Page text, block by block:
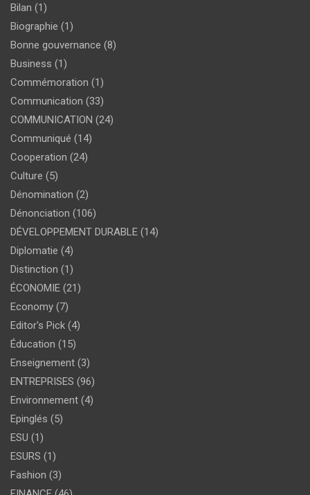
Bilan (1)
Biographie (1)
Bonne gouvernance (8)
Business (1)
Commémoration (1)
Communication (33)
COMMUNICATION (24)
Communiqué (14)
Cooperation (24)
Culture (5)
Dénomination (2)
Dénonciation (106)
DÉVELOPPEMENT DURABLE (14)
Diplomatie (4)
Distinction (1)
ÉCONOMIE (21)
Economy (7)
Editor's Pick (4)
Éducation (15)
Enseignement (3)
ENTREPRISES (96)
Environnement (4)
Epinglés (5)
ESU (1)
ESURS (1)
Fashion (3)